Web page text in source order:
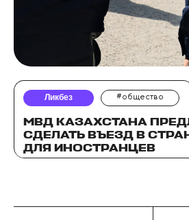
Ликбез #общество
МВД КАЗАХСТАНА
СДЕЛАТЬ ВЪЕЗД В
ДЛЯ ИНОСТРАНЦЕВ